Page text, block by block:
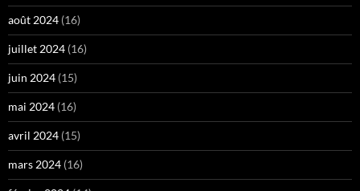
août 2024 (16)
juillet 2024 (16)
juin 2024 (15)
mai 2024 (16)
avril 2024 (15)
mars 2024 (16)